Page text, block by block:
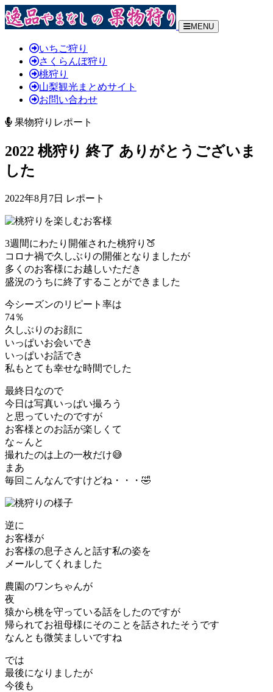
MENU
いちご狩り
さくらんぼ狩り
桃狩り
山梨観光まとめサイト
お問い合わせ
果物狩りレポート
2022 桃狩り 終了 ありがとうございま
した
2022年8月7日 レポート
3週間にわたり開催された桃狩り🍑
コロナ禍で久しぶりの開催となりましたが
多くのお客様にお越しいただき
盛況のうちに終了することができました
今シーズンのリピート率は
74％
久しぶりのお顔に
いっぱいお会いでき
いっぱいお話でき
私もとても幸せな時間でした
最終日なので
今日は写真いっぱい撮ろう
と思っていたのですが
お客様とのお話が楽しくて
な～んと
撮れたのは上の一枚だけ😅
まあ
毎回こんなんですけどね・・・🤣
逆に
お客様が
お客様の息子さんと話す私の姿を
メールしてくれました
農園のワンちゃんが
夜
猿から桃を守っている話をしたのですが
帰られてお祖母様にそのことを話されたそうです
なんとも微笑ましいですね
では
最後になりましたが
今後も